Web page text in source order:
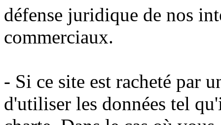
défense juridique de nos
commerciaux.
- Si ce site est racheté par
d'utiliser les données tel